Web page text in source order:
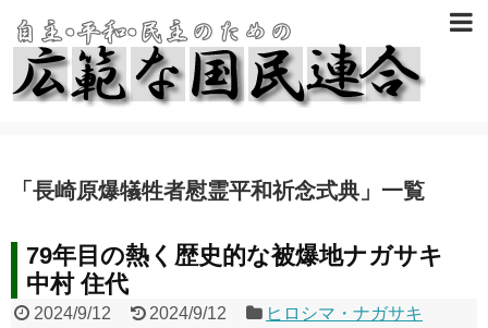
「 長崎原爆犠牲者慰霊平和祈念式典 」 一覧
79年目の熱く歴史的な被爆地ナガサキ
中村 住代
2024/9/12 2024/9/12 ヒロシマ・ナガサキ